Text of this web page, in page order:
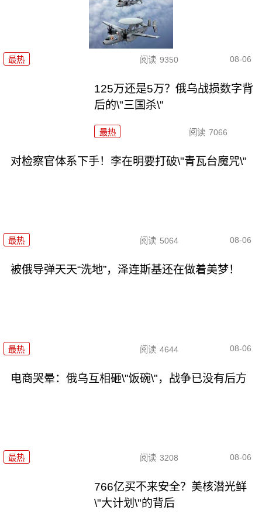
最热 阅读 9350 08-06
125万还是5万？俄乌战损数字背
后的\"三国杀\"
最热 阅读 7066
对检察官体系下手！李在明要打破\"青瓦台魔咒\"
最热 阅读 5064 08-06
被俄导弹天天“洗地”，泽连斯基还在做着美梦！
最热 阅读 4644 08-06
电商哭晕：俄乌互相砸\"饭碗\"，战争已没有后方
最热 阅读 3208 08-06
766亿买不来安全？美核潜光鲜
\"大计划\"的背后